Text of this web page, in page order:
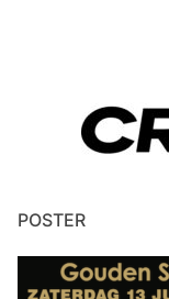
POSTER